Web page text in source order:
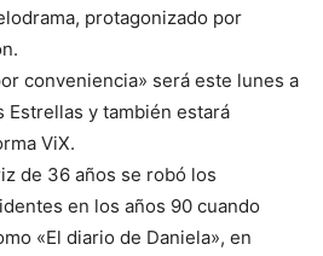
protagonizado por
conveniencia» será este lunes a
Estrellas y también estará
ViX.
de 36 años se robó los
en los años 90 cuando
«El diario de Daniela», en